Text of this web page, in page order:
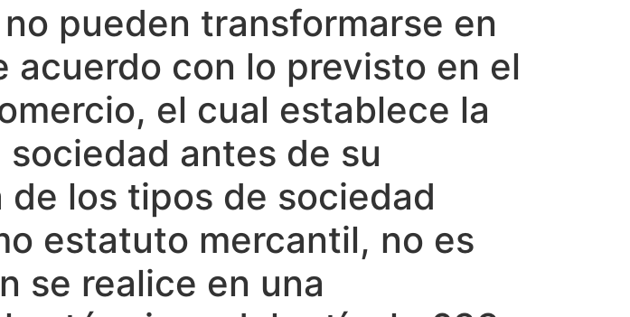
pueden transformarse en
acuerdo con lo previsto en el
el cual establece la
antes de su
los tipos de sociedad
estatuto mercantil, no es
se realice en una